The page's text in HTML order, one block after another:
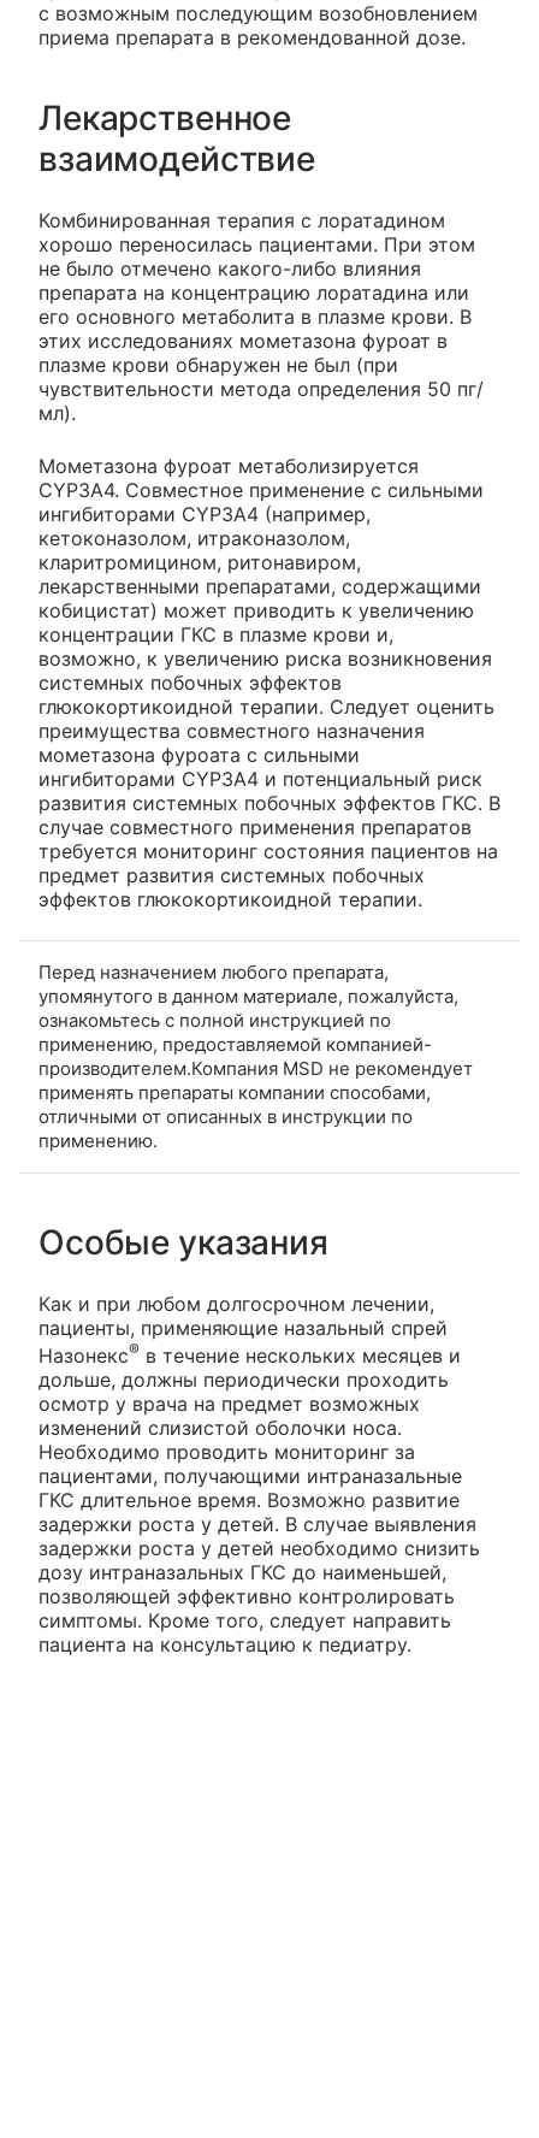
с возможным последующим возобновлением
приема препарата в рекомендованной дозе.
Лекарственное
взаимодействие
Комбинированная терапия с лоратадином
хорошо переносилась пациентами. При этом
не было отмечено какого-либо влияния
препарата на концентрацию лоратадина или
его основного метаболита в плазме крови. В
этих исследованиях мометазона фуроат в
плазме крови обнаружен не был (при
чувствительности метода определения 50 пг/
мл).
Мометазона фуроат метаболизируется
CYP3A4. Совместное применение с сильными
ингибиторами CYP3A4 (например,
кетоконазолом, итраконазолом,
кларитромицином, ритонавиром,
лекарственными препаратами, содержащими
кобицистат) может приводить к увеличению
концентрации ГКС в плазме крови и,
возможно, к увеличению риска возникновения
системных побочных эффектов
глюкокортикоидной терапии. Следует оценить
преимущества совместного назначения
мометазона фуроата с сильными
ингибиторами CYP3A4 и потенциальный риск
развития системных побочных эффектов ГКС. В
случае совместного применения препаратов
требуется мониторинг состояния пациентов на
предмет развития системных побочных
эффектов глюкокортикоидной терапии.
Перед назначением любого препарата,
упомянутого в данном материале, пожалуйста,
ознакомьтесь с полной инструкцией по
применению, предоставляемой компанией-
производителем.Компания MSD не рекомендует
применять препараты компании способами,
отличными от описанных в инструкции по
применению.
Особые указания
Как и при любом долгосрочном лечении,
пациенты, применяющие назальный спрей
Назонекс® в течение нескольких месяцев и
дольше, должны периодически проходить
осмотр у врача на предмет возможных
изменений слизистой оболочки носа.
Необходимо проводить мониторинг за
пациентами, получающими интраназальные
ГКС длительное время. Возможно развитие
задержки роста у детей. В случае выявления
задержки роста у детей необходимо снизить
дозу интраназальных ГКС до наименьшей,
позволяющей эффективно контролировать
симптомы. Кроме того, следует направить
пациента на консультацию к педиатру.